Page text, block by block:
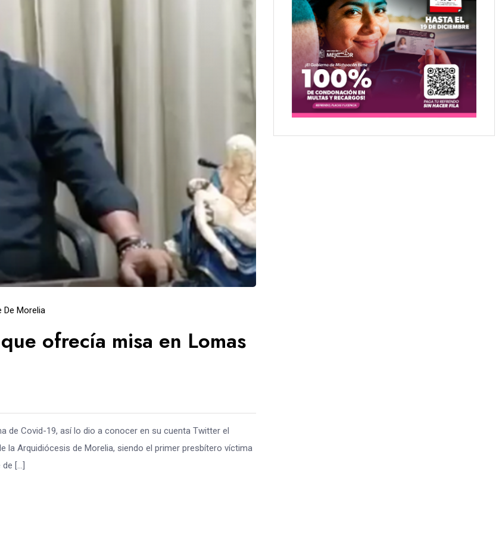
De Morelia
ofrecía misa en Lomas
de Covid-19, así lo dio a conocer en su cuenta Twitter el
la Arquidiócesis de Morelia, siendo el primer presbítero víctima
[…]